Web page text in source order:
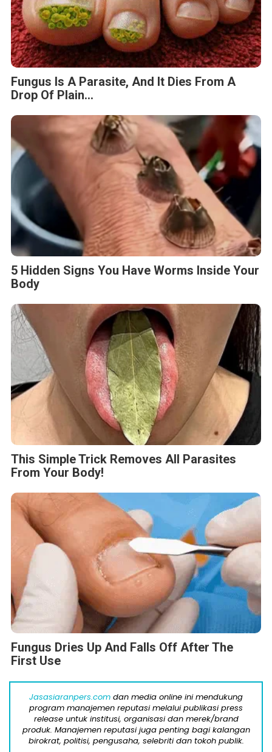
Fungus Is A Parasite, And It Dies From A
Drop Of Plain...
5 Hidden Signs You Have Worms Inside Your
Body
This Simple Trick Removes All Parasites
From Your Body!
Fungus Dries Up And Falls Off After The
First Use
Jasasiaranpers.com dan media online ini mendukung
program manajemen reputasi melalui publikasi press
release untuk institusi, organisasi dan merek/brand
produk. Manajemen reputasi juga penting bagi kalangan
birokrat, politisi, pengusaha, selebriti dan tokoh publik.